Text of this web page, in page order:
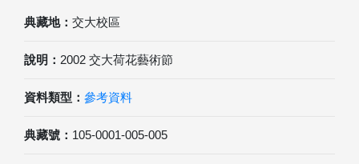
典藏地： 交大校區
說明： 2002 交大荷花藝術節
資料類型： 參考資料
典藏號： 105-0001-005-005